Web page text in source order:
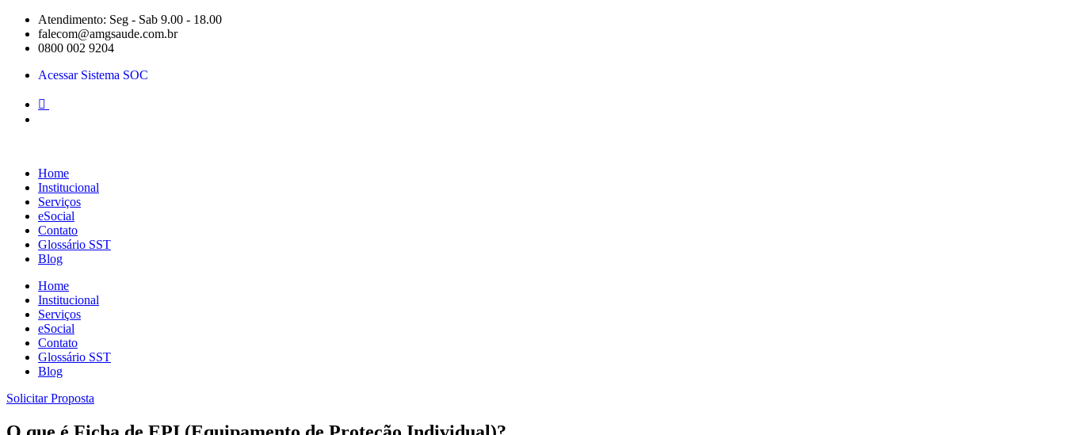
Pular
para
Atendimento: Seg - Sab 9.00 - 18.00
falecom@amgsaude.com.br
0800 002 9204
Acessar Sistema SOC
Home
Institucional
Serviços
eSocial
Contato
Glossário SST
Blog
Home
Institucional
Serviços
eSocial
Contato
Glossário SST
Blog
Solicitar Proposta